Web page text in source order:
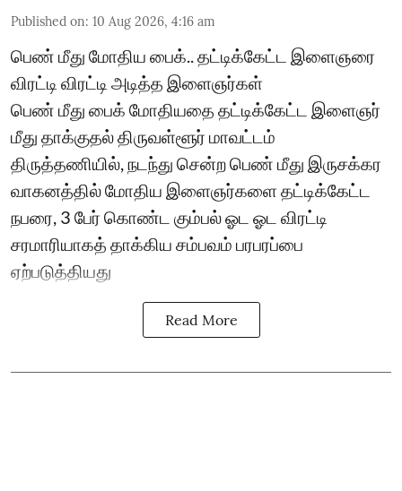
Published on: 10 Aug 2026, 4:16 am
பெண் மீது மோதிய பைக்.. தட்டிக்கேட்ட இளைஞரை
விரட்டி விரட்டி அடித்த இளைஞர்கள்
பெண் மீது பைக் மோதியதை தட்டிக்கேட்ட இளைஞர்
மீது தாக்குதல் திருவள்ளூர் மாவட்டம்
திருத்தணியில், நடந்து சென்ற பெண் மீது இருசக்கர
வாகனத்தில் மோதிய இளைஞர்களை தட்டிக்கேட்ட
நபரை, 3 பேர் கொண்ட கும்பல் ஓட ஓட விரட்டி
சரமாரியாகத் தாக்கிய சம்பவம் பரபரப்பை
ஏற்படுத்தியது
Read More